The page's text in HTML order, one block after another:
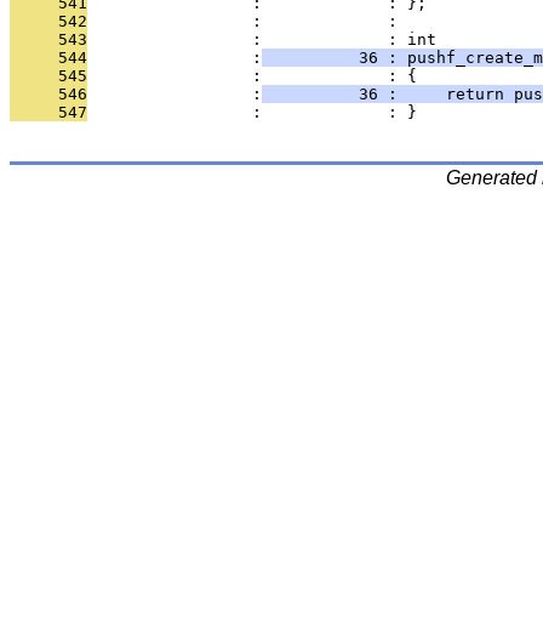
     542
                 :             :
     543
                 :             : int
     544
                 :
36 :
     545
                 :             : {
     546
                 :
36 :     return
     547
                 :             : }